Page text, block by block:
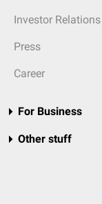
Investor Relations
Press
Career
For Business
Other stuff